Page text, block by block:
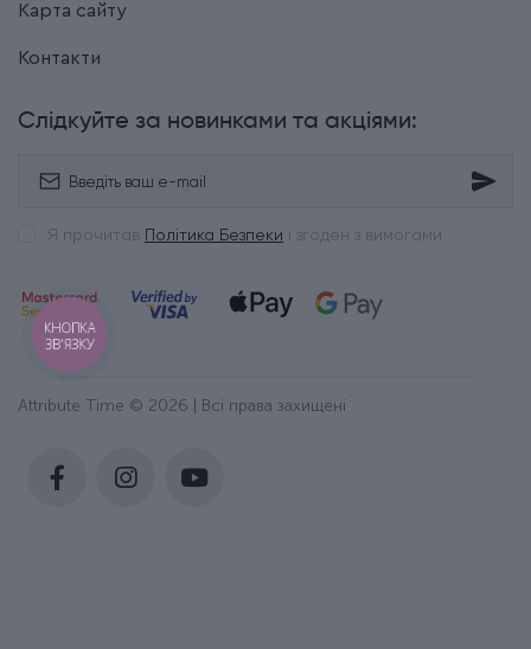
Карта сайту
Контакти
Слідкуйте за новинками та акціями:
Я прочитав Політика Безпеки і згоден з вимогами
Attribute Time © 2026 | Всі права захищені
КНОПКА
ЗВ'ЯЗКУ